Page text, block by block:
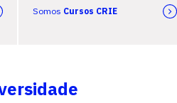
Somos Cursos CRIE